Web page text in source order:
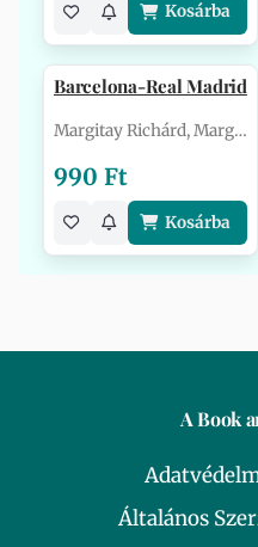
Kosárba
Barcelona-Real Madrid
Margitay Richárd, Margitay Zsolt
990 Ft
Kosárba
A Book
Általános